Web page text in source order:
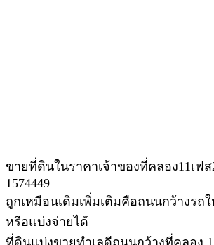
ขายที่ดินในราคาเจ้าของที่คลอง11เฟส
1574449
ถูกเหมือนเดิมเพิ่มเติมคือถนนกว้างรถ
หรือแบ่งจ่ายได้
ที่ดินแบ่งขายทำเลดีถนนกว้างที่คลอง